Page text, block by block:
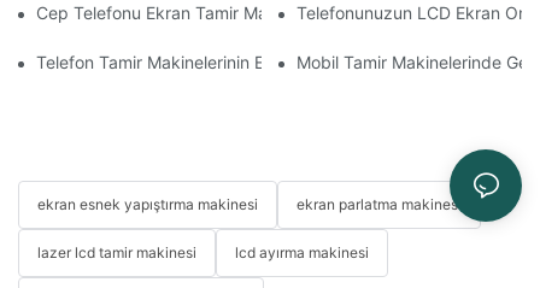
Cep Telefonu Ekran Tamir Makineniz İçin Doğru Aksesuarları
Telefonunuzun LCD Ekran
Telefon Tamir Makinelerinin Ekran ve Batarya Değişiminde
Mobil Tamir Makinelerinde
ekran esnek yapıştırma makinesi ekran parlatma makinesi
lazer lcd tamir makinesi lcd ayırma makinesi